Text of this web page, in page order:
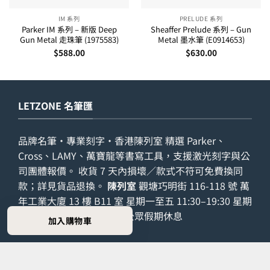
加入購物車
IM 系列
Parker IM 系列 – 新版 Deep
Gun Metal 走珠筆 (1975583)
$588.00
PRELUDE 系列
Sheaffer Prelude 系列 – Gun
Metal 墨水筆 (E0914653)
$630.00
LETZONE 名筆匯
品牌名筆・專業刻字・香港陳列室 精選 Parker、
Cross、LAMY、萬寶龍等書寫工具，支援激光刻字與公
司團體報價。 收貨 7 天內損壞／款式不符可免費換同
款；詳見貨品退換 。 陳列室觀塘巧明街 116-118 號 萬
年工業大廈 13 樓 B11 室 星期一至五 11:30–19:30 星期
六 11:30–16:30 星期日及公眾假期休息